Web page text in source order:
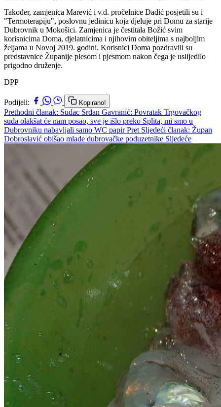
Također, zamjenica Marević i v.d. pročelnice Dadić posjetili su i
"Termoterapiju", poslovnu jedinicu koja djeluje pri Domu za starije
Dubrovnik u Mokošici. Zamjenica je čestitala Božić svim
korisnicima Doma, djelatnicima i njihovim obiteljima s najboljim
željama u Novoj 2019. godini. Korisnici Doma pozdravili su
predstavnice Županije plesom i pjesmom nakon čega je uslijedilo
prigodno druženje.
DPP
Podijeli: Kopirano!
Prethodni članak: Sudac Srđan Gavranić: Povratak Trgovačkog
suda olakšat će nam posao, sve je išlo preko Splita, mi smo u
Dubrovniku nabavljali samo WC papirPret Sljedeći članak: Župan
Dobroslavić obišao mlade dubrovačke poduzetnike Sljedeće